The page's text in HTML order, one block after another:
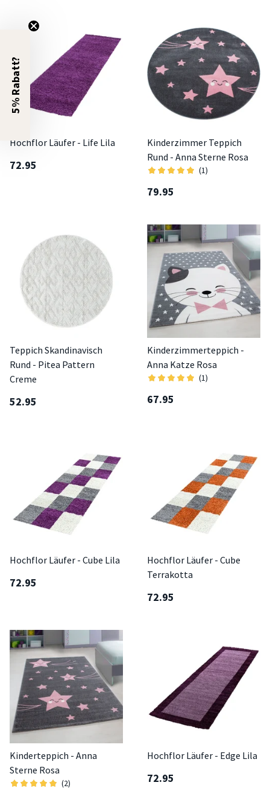
Hochflor Läufer - Life Lila
72.95
Kinderzimmer Teppich
Rund - Anna Sterne Rosa
(1)
79.95
Teppich Skandinavisch
Rund - Pitea Pattern
Creme
52.95
Kinderzimmerteppich -
Anna Katze Rosa
(1)
67.95
Hochflor Läufer - Cube Lila
72.95
Hochflor Läufer - Cube
Terrakotta
72.95
Kinderteppich - Anna
Sterne Rosa
(2)
Hochflor Läufer - Edge Lila
72.95
5% Rabatt?